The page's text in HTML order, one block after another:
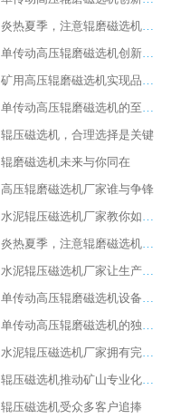
炎热夏季，注意辊磨磁选机的润滑油更换
单传动高压辊磨磁选机创新造就新发展
矿用高压辊磨磁选机实现品质革命生产
单传动高压辊磨磁选机的至高荣誉
辊压磁选机，合理选择是关键
辊磨磁选机未来与你同在
高压辊磨磁选机厂家谁与争锋
水泥辊压磁选机厂家教你如何选择设备
炎热夏季，注意辊磨磁选机的润滑油更换
水泥辊压磁选机厂家让生产变得简单
单传动高压辊磨磁选机设备特点
单传动高压辊磨磁选机的独特之处
水泥辊压磁选机厂家拥有完善服务理念
辊压磁选机推动矿山专业化发展
辊压磁选机受众多客户追捧